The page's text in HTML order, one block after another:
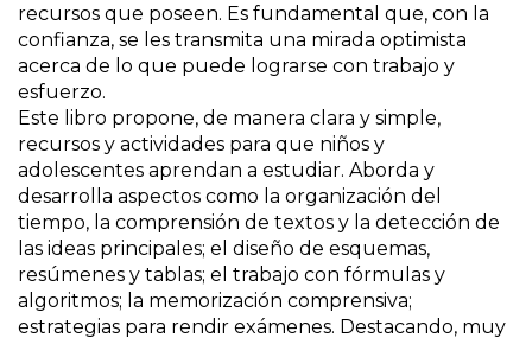
recursos que poseen. Es fundamental que, con la
confianza, se les transmita una mirada optimista
acerca de lo que puede lograrse con trabajo y
esfuerzo.
Este libro propone, de manera clara y simple,
recursos y actividades para que niños y
adolescentes aprendan a estudiar. Aborda y
desarrolla aspectos como la organización del
tiempo, la comprensión de textos y la detección de
las ideas principales; el diseño de esquemas,
resúmenes y tablas; el trabajo con fórmulas y
algoritmos; la memorización comprensiva;
estrategias para rendir exámenes. Destacando, muy